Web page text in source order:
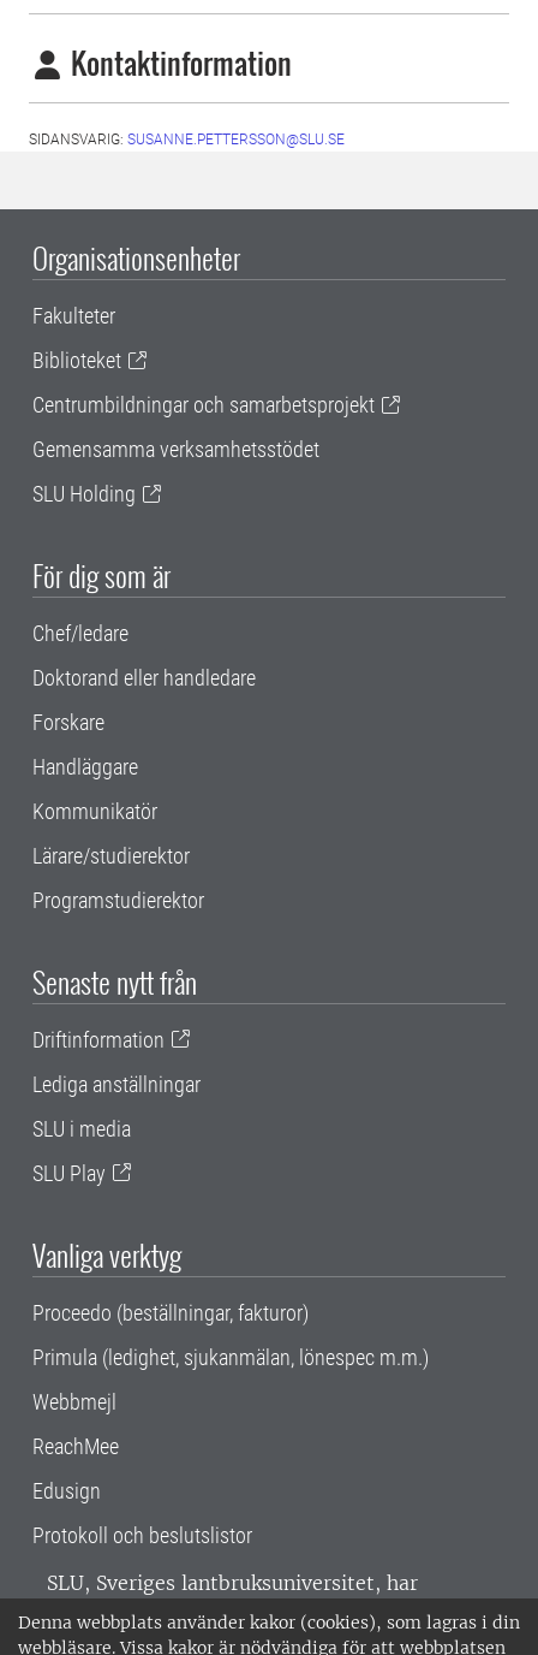
Denna webbplats använder kakor (cookies), som lagras i din
webbläsare. Vissa kakor är nödvändiga för att webbplatsen
Kontaktinformation
SIDANSVARIG: SUSANNE.PETTERSSON@SLU.SE
Organisationsenheter
Fakulteter
Biblioteket
Centrumbildningar och samarbetsprojekt
Gemensamma verksamhetsstödet
SLU Holding
För dig som är
Chef/ledare
Doktorand eller handledare
Forskare
Handläggare
Kommunikatör
Lärare/studierektor
Programstudierektor
Senaste nytt från
Driftinformation
Lediga anställningar
SLU i media
SLU Play
Vanliga verktyg
Proceedo (beställningar, fakturor)
Primula (ledighet, sjukanmälan, lönespec m.m.)
Webbmejl
ReachMee
Edusign
Protokoll och beslutslistor
SLU, Sveriges lantbruksuniversitet, har
verksamhet över hela Sverige. Huvudorter är
Alnarp, Uppsala och Umeå.SLU är